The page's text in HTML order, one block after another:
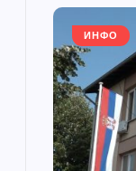
ИНФО